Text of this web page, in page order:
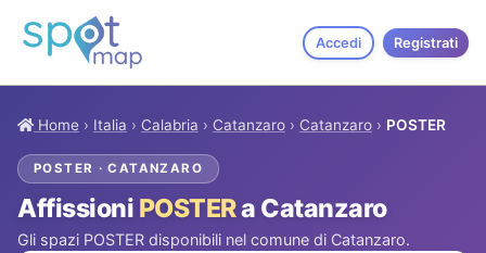
Accedi Registrati
Home › Italia › Calabria › Catanzaro › Catanzaro › POSTER
POSTER · CATANZARO
Affissioni POSTERa Catanzaro
Gli spazi POSTER disponibili nel comune di Catanzaro.